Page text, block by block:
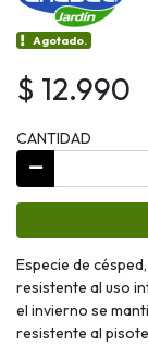
Agotado.
$ 12.990
CANTIDAD
Especie de
resistente al uso
el invierno se
resistente al